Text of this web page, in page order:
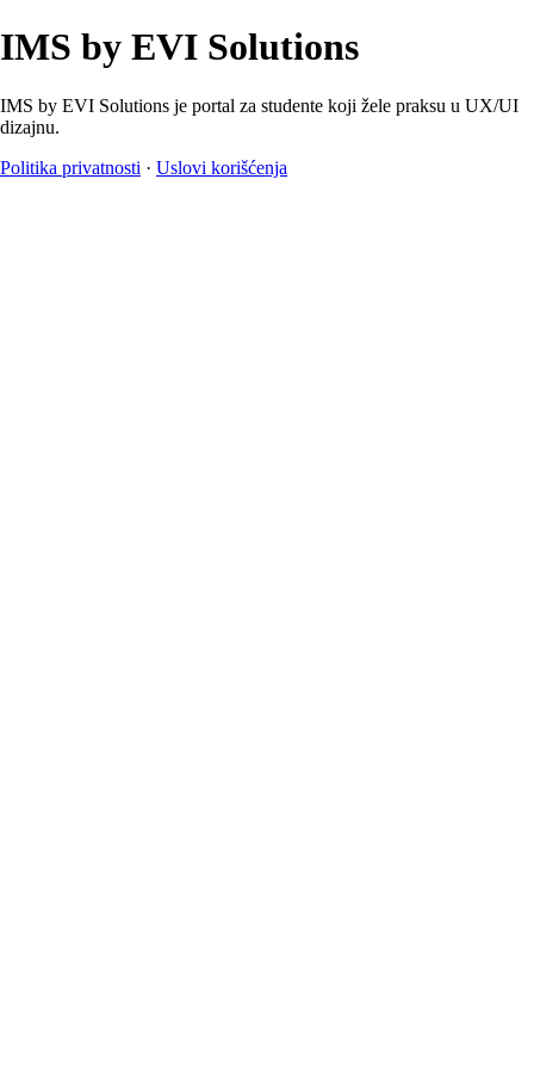
IMS by EVI Solutions
IMS by EVI Solutions je portal za studente koji žele praksu u UX/UI
dizajnu.
Politika privatnosti · Uslovi korišćenja